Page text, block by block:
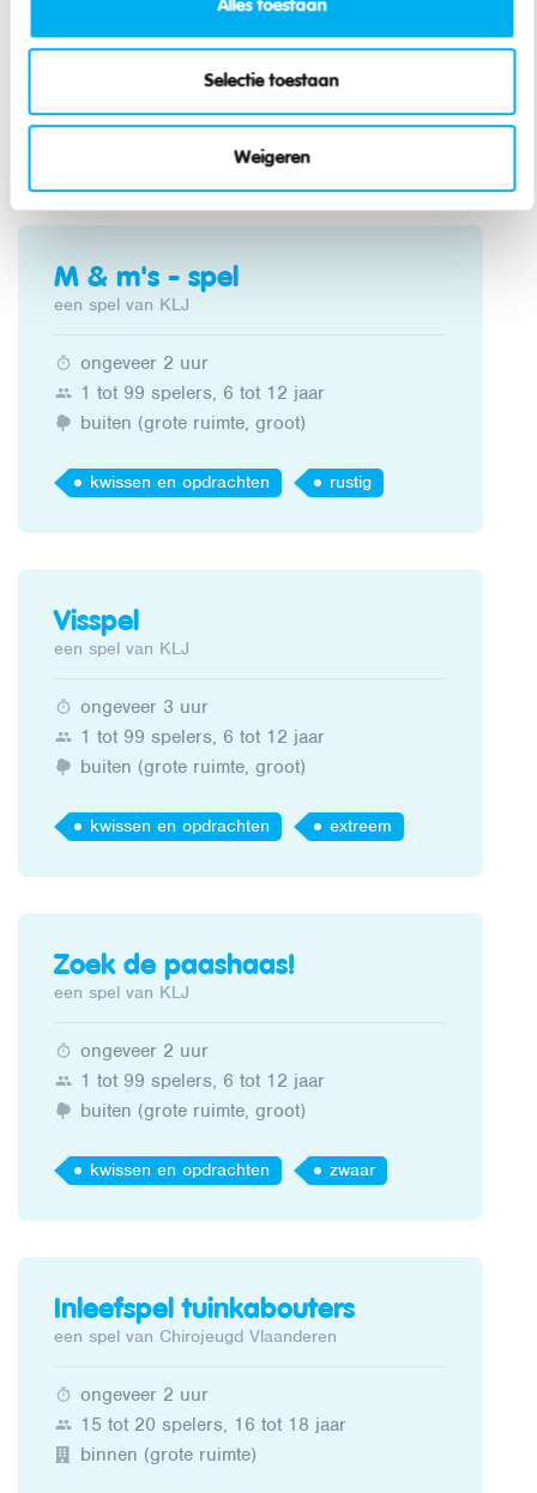
Alles toestaan
Selectie toestaan
Weigeren
Op het einde van het spel krijgen de leden nog
enkele minuten om een zo lang mogelijk bestaand
woord te vormen. De winnaar is diegene met het
Meer spelen
M & m's - spel
een spel van KLJ
ongeveer 2 uur
1 tot 99 spelers, 6 tot 12 jaar
buiten (grote ruimte, groot)
kwissen en opdrachten rustig
Visspel
een spel van KLJ
ongeveer 3 uur
1 tot 99 spelers, 6 tot 12 jaar
buiten (grote ruimte, groot)
kwissen en opdrachten extreem
Zoek de paashaas!
een spel van KLJ
ongeveer 2 uur
1 tot 99 spelers, 6 tot 12 jaar
buiten (grote ruimte, groot)
kwissen en opdrachten zwaar
Inleefspel tuinkabouters
een spel van Chirojeugd Vlaanderen
ongeveer 2 uur
15 tot 20 spelers, 16 tot 18 jaar
binnen (grote ruimte)